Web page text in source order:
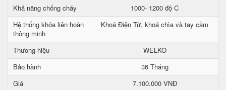
Khả năng chống cháy
1000- 1200 độ C
Hệ thống khóa liên hoàn
thông minh
Khoá Điện Tử, khoá chìa và tay cầm
Thương hiệu
WELKO
Bảo hành
36 Tháng
Giá
7.100.000 VNĐ